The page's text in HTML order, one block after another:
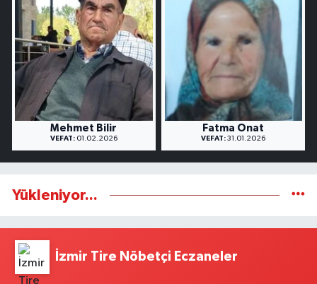
Mehmet Bilir
VEFAT:01.02.2026
Fatma Onat
VEFAT: 31.01.2026
Yükleniyor...
İzmir Tire Nöbetçi Eczaneler